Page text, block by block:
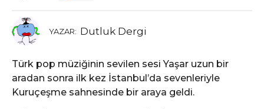
YAZAR: Dutluk Dergi
Türk pop müziğinin sevilen sesi Yaşar uzun bir
aradan sonra ilk kez İstanbul’da sevenleriyle
Kuruçeşme sahnesinde bir araya geldi.